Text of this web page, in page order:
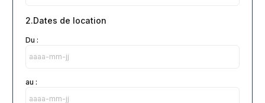
2.Dates de location
Du :
au :